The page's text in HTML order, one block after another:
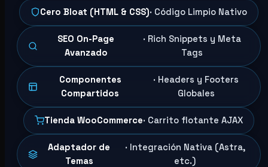
Cero Bloat (HTML & CSS)· Código Limpio Nativo
SEO On-Page
Avanzado
· Rich Snippets y Meta
Tags
Componentes
Compartidos
· Headers y Footers
Globales
Tienda WooCommerce· Carrito flotante AJAX
Adaptador de
Temas
· Integración Nativa (Astra,
etc.)